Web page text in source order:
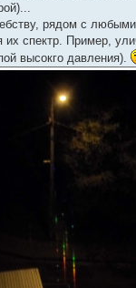
рядом с любыми
их спектр. Пример,
высокго давления).